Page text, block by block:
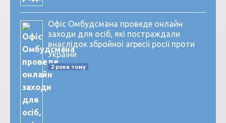
Офіс Омбудсмана проведе онлайн
заходи для осіб, які постраждали
внаслідок збройної агресії росії проти
України
2 роки тому